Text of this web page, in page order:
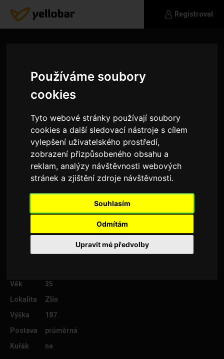
Používáme soubory
cookies
Tyto webové stránky používají soubory
cookies a další sledovací nástroje s cílem
vylepšení uživatelského prostředí,
zobrazení přizpůsobeného obsahu a
reklam, analýzy návštěvnosti webových
stránek a zjištění zdroje návštěvnosti.
Souhlasím
Odmítám
Upravit mé předvolby
Registrovat
Dawids01
Rád chodím do přírody na dlouhé vycházky ale
stejně i tak se rád válím doma u knihy nebo u
zajímavého filmu.
Věk
35
Lokalita
Zlín
Výška
187
Postava
průměrná
Kuřák
ne